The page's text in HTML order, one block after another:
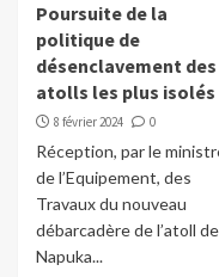
Poursuite de la
politique de
désenclavement des
atolls les plus isolés
8 février 2024 0
Réception, par le
de l’Equipement, des
Travaux du nouveau
débarcadère de l’atoll de
Napuka...